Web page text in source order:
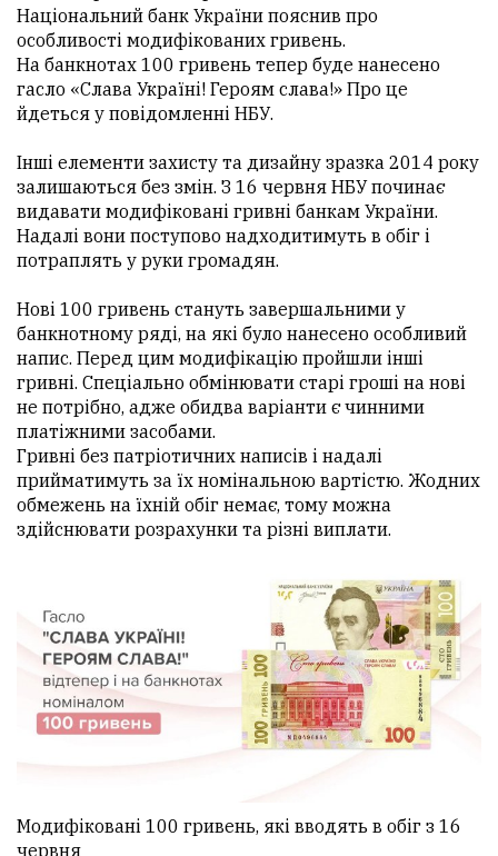
Національний банк України пояснив про
особливості модифікованих гривень.
На банкнотах 100 гривень тепер буде нанесено
гасло «Слава Україні! Героям слава!» Про це
йдеться у повідомленні НБУ.
Інші елементи захисту та дизайну зразка 2014 року
залишаються без змін. З 16 червня НБУ починає
видавати модифіковані гривні банкам України.
Надалі вони поступово надходитимуть в обіг і
потраплять у руки громадян.
Нові 100 гривень стануть завершальними у
банкнотному ряді, на які було нанесено особливий
напис. Перед цим модифікацію пройшли інші
гривні. Спеціально обмінювати старі гроші на нові
не потрібно, адже обидва варіанти є чинними
платіжними засобами.
Гривні без патріотичних написів і надалі
прийматимуть за їх номінальною вартістю. Жодних
обмежень на їхній обіг немає, тому можна
здійснювати розрахунки та різні виплати.
Модифіковані 100 гривень, які вводять в обіг з 16
червня